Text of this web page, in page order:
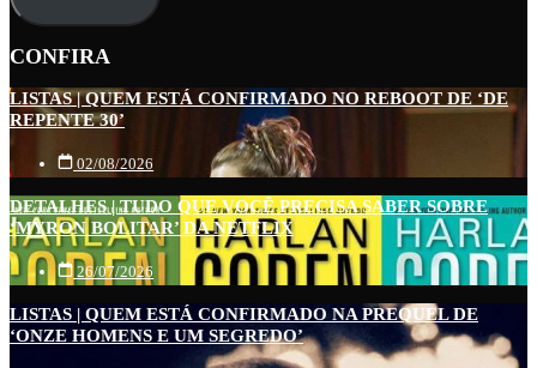
mail
CONFIRA
LISTAS | QUEM ESTÁ CONFIRMADO NO REBOOT DE ‘DE
REPENTE 30’
02/08/2026
DETALHES | TUDO QUE VOCÊ PRECISA SABER SOBRE
‘MYRON BOLITAR’ DA NETFLIX
26/07/2026
LISTAS | QUEM ESTÁ CONFIRMADO NA PREQUEL DE
‘ONZE HOMENS E UM SEGREDO’